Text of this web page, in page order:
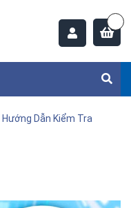
Hướng Dẫn Kiểm Tra